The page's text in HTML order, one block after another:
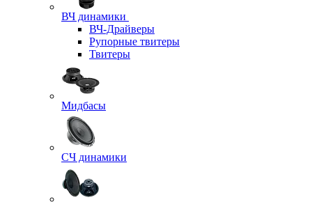
ВЧ динамики
ВЧ-Драйверы
Рупорные твитеры
Твитеры
Мидбасы
СЧ динамики